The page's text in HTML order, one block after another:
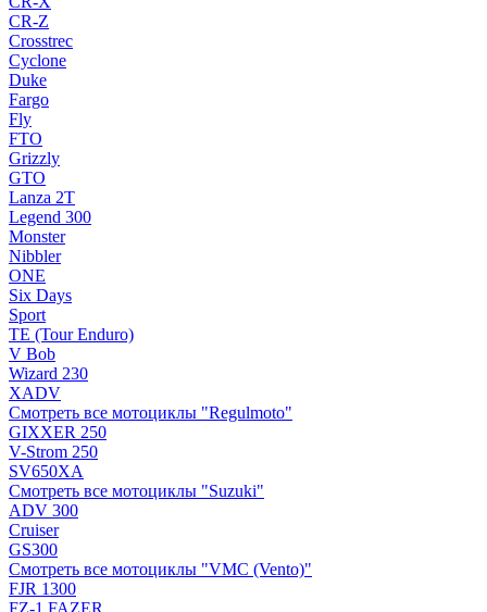
CR-Z
Crosstrec
Cyclone
Duke
Fargo
Fly
FTO
Grizzly
GTO
Lanza 2T
Legend 300
Monster
Nibbler
ONE
Six Days
Sport
TE (Tour Enduro)
V Bob
Wizard 230
XADV
Смотреть все мотоциклы "Regulmoto"
GIXXER 250
V-Strom 250
SV650XA
Смотреть все мотоциклы "Suzuki"
ADV 300
Cruiser
GS300
Смотреть все мотоциклы "VMC (Vento)"
FJR 1300